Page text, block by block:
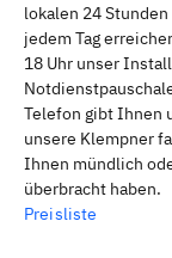
lokalen 24
jedem Tag
18 Uhr unser
Telefon gibt Ihnen
unsere Klempner
Ihnen mündlich
überbracht haben.
Preisliste